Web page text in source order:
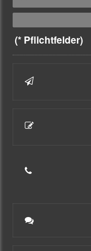
(* Pflichtfelder)